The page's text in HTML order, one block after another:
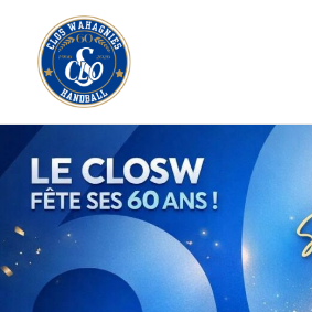
CLOS Wahagnies